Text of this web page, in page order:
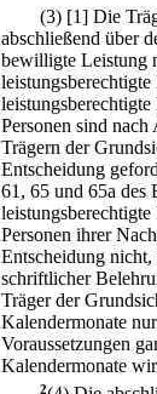
(3) [1] Die
abschließend über
bewilligte Leistung
leistungsberechtigte
Personen sind
Trägern der
Entscheidung
61, 65 und 65a des
Personen ihrer
Entscheidung nicht,
schriftlicher
Träger der
Kalendermonate
Voraussetzungen
Kalendermonate
2